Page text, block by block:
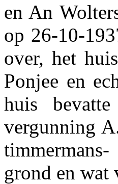
en An
op 26-10-
over, het
Ponjee en
huis
vergunning
grond en wat